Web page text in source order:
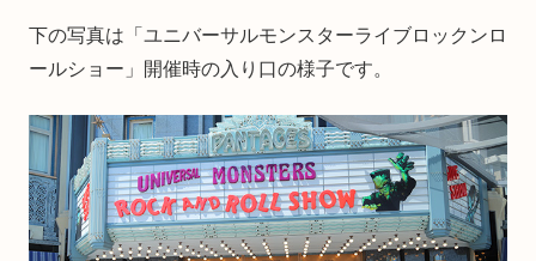
下の写真は「ユニバーサルモンスターライブロックンロ
ールショー」開催時の入り口の様子です。